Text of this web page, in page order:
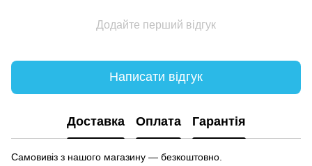
Додайте перший відгук
Написати відгук
Доставка Оплата Гарантія
Самовивіз з нашого магазину — безкоштовно.